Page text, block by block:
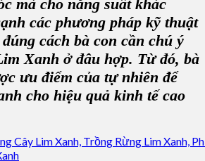
mà cho năng suất khác
các phương pháp kỹ thuật
cách bà con cần chú ý
Xanh ở đâu hợp. Từ đó, bà
ưu điểm của tự nhiên để
cho hiệu quả kinh tế cao